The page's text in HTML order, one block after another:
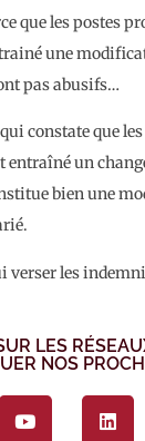
que les postes
une
pas abusifs…
constate que
un
bien une
verser les
LES
NOS